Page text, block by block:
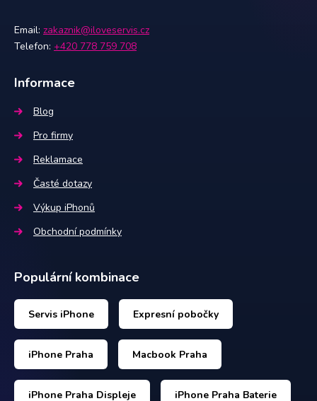
Email: zakaznik@iloveservis.cz
Telefon: +420 778 759 708
Informace
Blog
Pro firmy
Reklamace
Časté dotazy
Výkup iPhonů
Obchodní podmínky
Populární kombinace
Servis iPhone Expresní pobočky
iPhone Praha Macbook Praha
iPhone Praha Displeje iPhone Praha Baterie